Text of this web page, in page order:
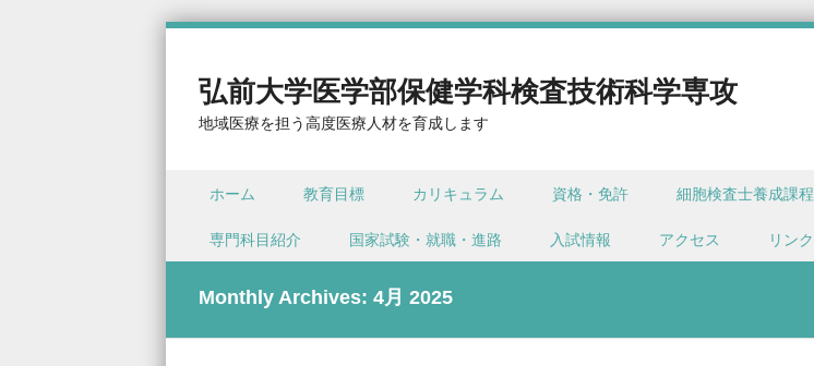
弘前大学医学部保健学科検査技術科学専攻
地域医療を担う高度医療人材を育成します
Menuホーム 教育目標 カリキュラム 資格・免許 細胞検査士養成課程
専門科目紹介 国家試験・就職・進路 入試情報 アクセス リンク
Monthly Archives: 4月 2025